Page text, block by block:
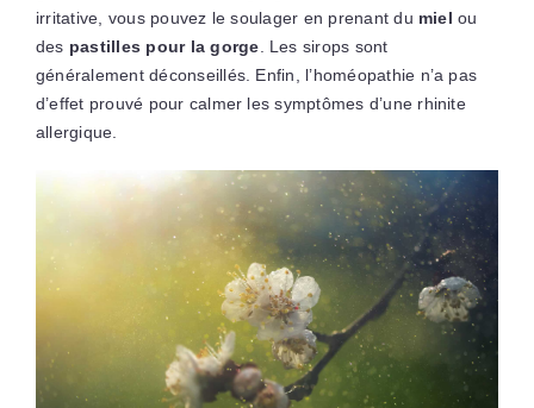
irritative, vous pouvez le soulager en prenant du miel ou
des pastilles pour la gorge . Les sirops sont
généralement déconseillés. Enfin, l’homéopathie n’a pas
d’effet prouvé pour calmer les symptômes d’une rhinite
allergique.